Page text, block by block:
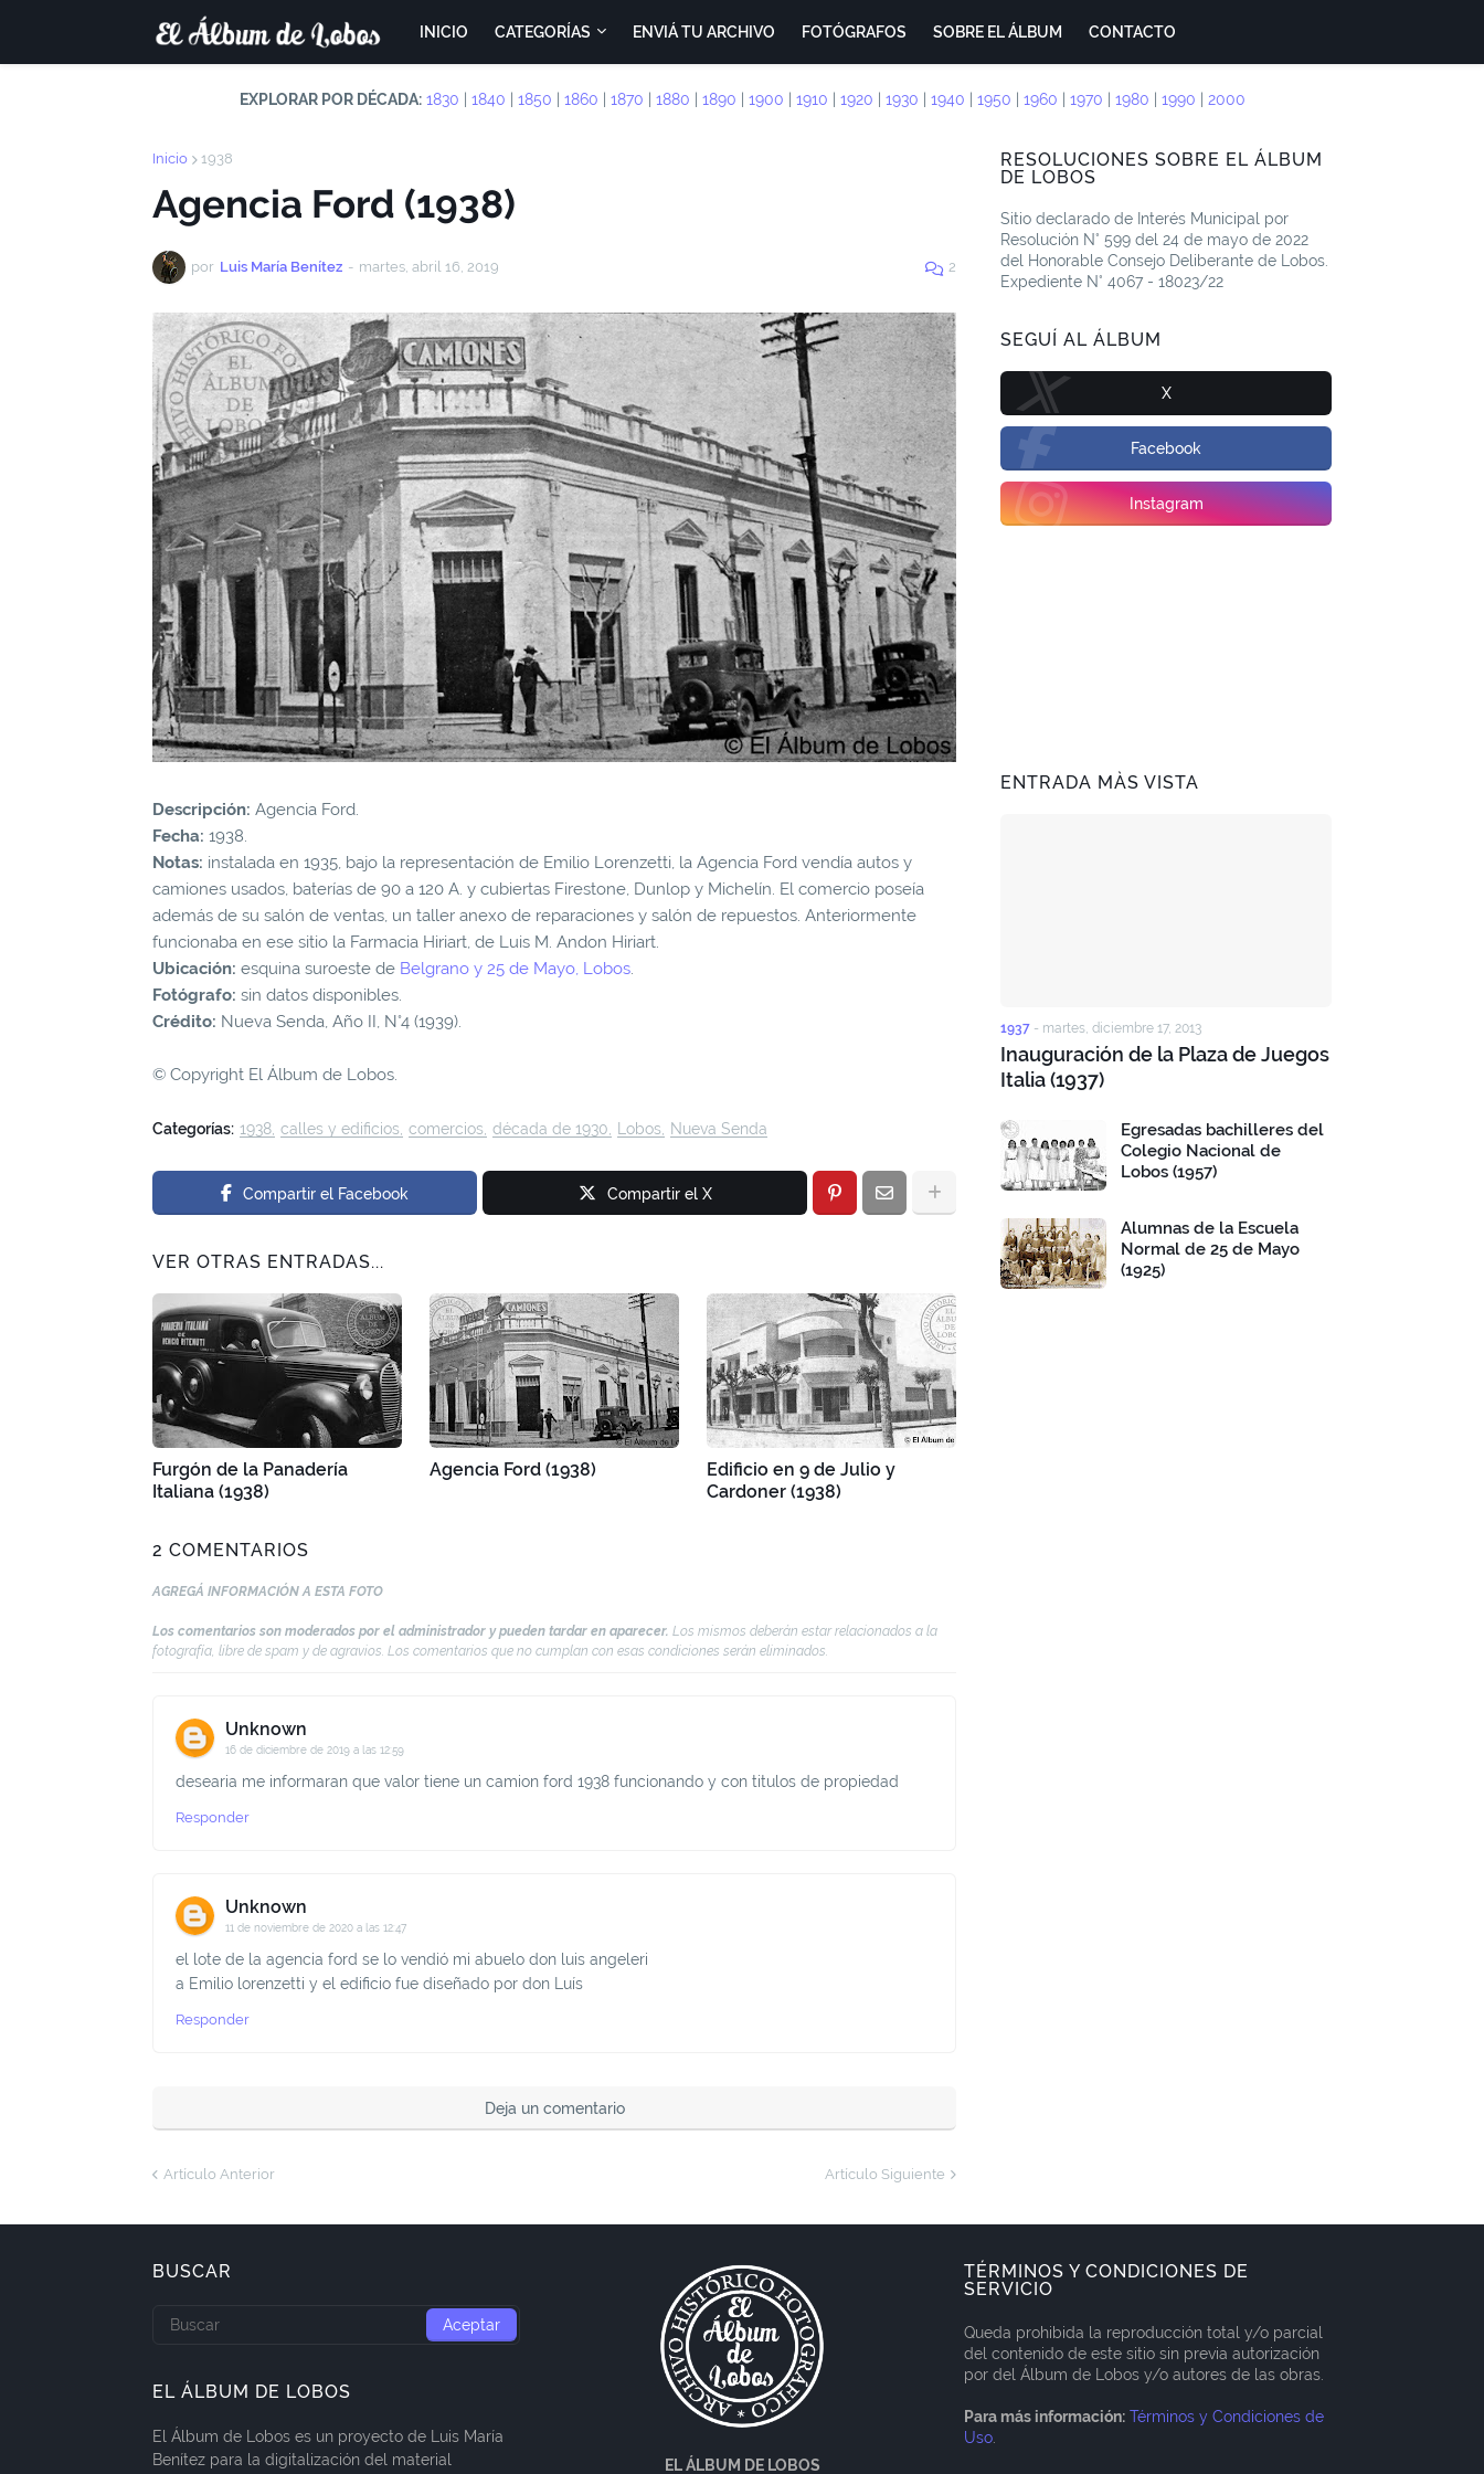
INICIO CATEGORÍAS ENVIÁ TU ARCHIVO FOTÓGRAFOS SOBRE EL ÁLBUM CONTACTO
EXPLORAR POR DÉCADA: 1830 1840 1850 1860 1870 1880 1890 1900 1910 1920 1930 1940 1950 1960 1970 1980 1990 2000
Inicio 1938
Agencia Ford (1938)
por Luis María Benítez - martes, abril 16, 2019 2
Descripción: Agencia Ford.
Fecha: 1938.
Notas: instalada en 1935, bajo la representación de Emilio Lorenzetti, la Agencia Ford vendía autos y
camiones usados, baterías de 90 a 120 A. y cubiertas Firestone, Dunlop y Michelín. El comercio poseía
además de su salón de ventas, un taller anexo de reparaciones y salón de repuestos. Anteriormente
funcionaba en ese sitio la Farmacia Hiriart, de Luis M. Andon Hiriart.
Ubicación: esquina suroeste de Belgrano y 25 de Mayo, Lobos.
Fotógrafo: sin datos disponibles.
Crédito: Nueva Senda, Año II, N°4 (1939).
© Copyright El Álbum de Lobos.
Categorías: 1938 calles y edificios comercios década de 1930 Lobos Nueva Senda
Compartir el Facebook Compartir el X
VER OTRAS ENTRADAS...
Furgón de la Panadería
Italiana (1938)
Agencia Ford (1938)
Edificio en 9 de Julio y
Cardoner (1938)
2 COMENTARIOS
AGREGÁ INFORMACIÓN A ESTA FOTO
Los comentarios son moderados por el administrador y pueden tardar en aparecer. Los mismos deberán estar relacionados a la
fotografía, libre de spam y de agravios. Los comentarios que no cumplan con esas condiciones serán eliminados.
Unknown
16 de diciembre de 2019 a las 12:59
desearia me informaran que valor tiene un camion ford 1938 funcionando y con titulos de propiedad
Responder
Unknown
11 de noviembre de 2020 a las 12:47
el lote de la agencia ford se lo vendió mi abuelo don luis angeleri
a Emilio lorenzetti y el edificio fue diseñado por don Luís
Responder
Deja un comentario
Artículo Anterior Artículo Siguiente
RESOLUCIONES SOBRE EL ÁLBUM
DE LOBOS
Sitio declarado de Interés Municipal por
Resolución N° 599 del 24 de mayo de 2022
del Honorable Consejo Deliberante de Lobos.
Expediente N° 4067 - 18023/22
SEGUÍ AL ÁLBUM
X
Facebook
Instagram
ENTRADA MÀS VISTA
1937 - martes, diciembre 17, 2013
Inauguración de la Plaza de Juegos
Italia (1937)
Egresadas bachilleres del
Colegio Nacional de
Lobos (1957)
Alumnas de la Escuela
Normal de 25 de Mayo
(1925)
BUSCAR
EL ÁLBUM DE LOBOS
El Álbum de Lobos es un proyecto de Luis María
Benítez para la digitalización del material
EL ÁLBUM DE LOBOS
TÉRMINOS Y CONDICIONES DE
SERVICIO
Queda prohibida la reproducción total y/o parcial
del contenido de este sitio sin previa autorización
por del Álbum de Lobos y/o autores de las obras.
Para más información: Términos y Condiciones de
Uso